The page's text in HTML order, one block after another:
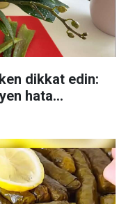
dikkat edin:
hata...